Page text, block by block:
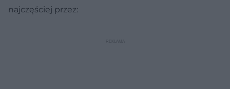
najczęściej przez: